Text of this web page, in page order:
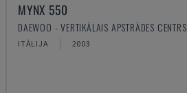
MYNX 550
DAEWOO - VERTIKĀLAIS APSTRĀDES CENTRS
ITĀLIJA 2003